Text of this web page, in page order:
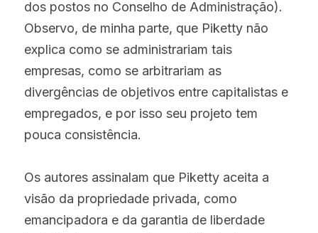
dos postos no Conselho de Administração).
Observo, de minha parte, que Piketty não
explica como se administrariam tais
empresas, como se arbitrariam as
divergências de objetivos entre capitalistas e
empregados, e por isso seu projeto tem
pouca consistência.
Os autores assinalam que Piketty aceita a
visão da propriedade privada, como
emancipadora e da garantia de liberdade